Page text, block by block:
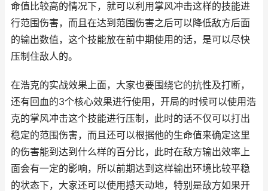
命值比较高的情况下，就可以利用掌风冲击这样的技能进
行范围伤害，而且在达到范围伤害之后可以降低敌方后面
的输出数值，这个技能放在前中期使用的话，是可以尽快
压制住敌人的。
在浩克的实战效果上面，大家也要围绕它的抗性及打断，
还有回血的3个核心效果进行使用，开局的时候可以使用浩
克的掌风冲击这个技能进行压制，此时的话不仅可以打出
稳定的范围伤害，而且还可以根据他的生命值来确定这里
的伤害能到达到什么样的百分比，此时在敌方输出效率上
面会有一定的影响，所以前期达到这样输出环境比较平稳
的状态下，大家还可以使用撼天动地，特别是敌方如果开